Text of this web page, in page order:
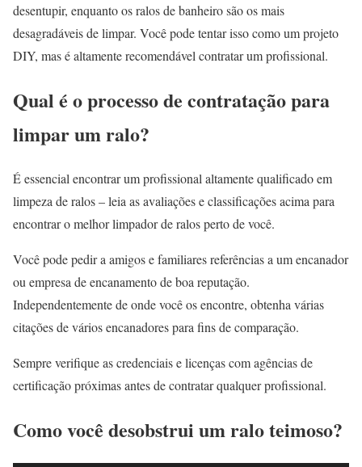
desentupir, enquanto os ralos de banheiro são os mais
desagradáveis de limpar. Você pode tentar isso como um projeto
DIY, mas é altamente recomendável contratar um profissional.
Qual é o processo de contratação para
limpar um ralo?
É essencial encontrar um profissional altamente qualificado em
limpeza de ralos – leia as avaliações e classificações acima para
encontrar o melhor limpador de ralos perto de você.
Você pode pedir a amigos e familiares referências a um encanador
ou empresa de encanamento de boa reputação.
Independentemente de onde você os encontre, obtenha várias
citações de vários encanadores para fins de comparação.
Sempre verifique as credenciais e licenças com agências de
certificação próximas antes de contratar qualquer profissional.
Como você desobstrui um ralo teimoso?